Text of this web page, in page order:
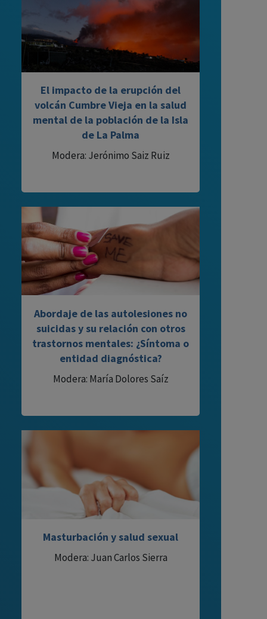
El impacto de la erupción del
volcán Cumbre Vieja en la salud
mental de la población de la Isla
de La Palma
Modera: Jerónimo Saiz Ruiz
Abordaje de las autolesiones no
suicidas y su relación con otros
trastornos mentales: ¿Síntoma o
entidad diagnóstica?
Modera: María Dolores Saíz
Masturbación y salud sexual
Modera: Juan Carlos Sierra